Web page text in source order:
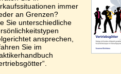
immer
an Grenzen?
Sie unterschiedliche
ansprechen,
Sie im